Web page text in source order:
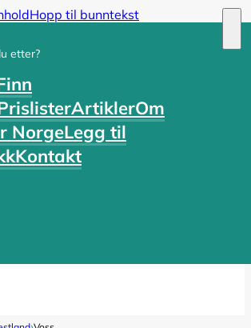
Hopp til bunntekst
etter?
ArtiklerOm
NorgeLegg til
Kontakt